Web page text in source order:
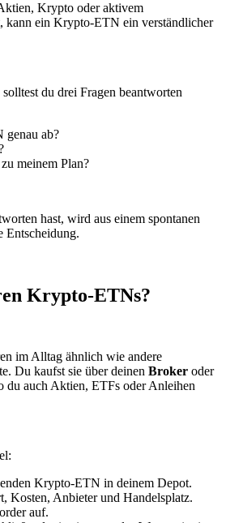
Krypto oder aktivem
kann ein Krypto-ETN ein verständlicher
du drei Fragen beantworten
genau ab?
meinem Plan?
hast, wird aus einem spontanen
Entscheidung.
Krypto-ETNs?
im Alltag ähnlich wie andere
Du kaufst sie über deinen Broker oder
du auch Aktien, ETFs oder Anleihen
Krypto-ETN in deinem Depot.
Kosten, Anbieter und Handelsplatz.
auf.